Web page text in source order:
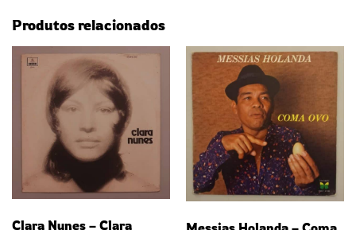
Produtos relacionados
Clara Nunes – Clara